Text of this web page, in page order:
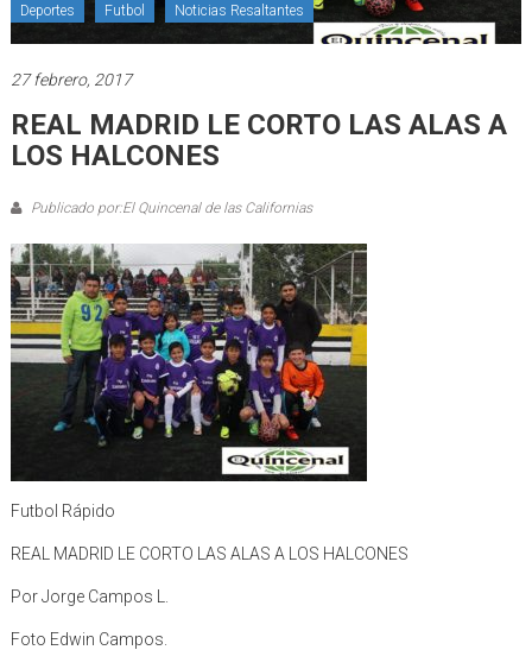
Deportes Futbol Noticias Resaltantes
27 febrero, 2017
REAL MADRID LE CORTO LAS ALAS A
LOS HALCONES
Publicado por:El Quincenal de las Californias
Futbol Rápido
REAL MADRID LE CORTO LAS ALAS A LOS HALCONES
Por Jorge Campos L.
Foto Edwin Campos.